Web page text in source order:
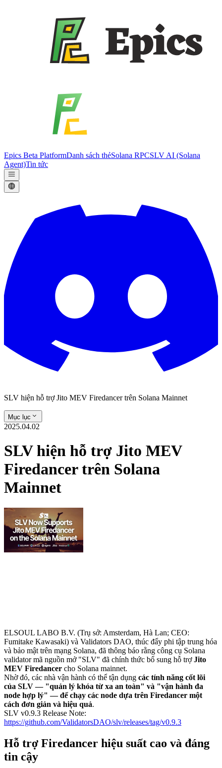
Epics Beta PlatformDanh sách thẻSolana RPCSLV AI (Solana
Agent)Tin tức
SLV hiện hỗ trợ Jito MEV Firedancer trên Solana Mainnet
Mục lục
2025.04.02
SLV hiện hỗ trợ Jito MEV
Firedancer trên Solana
Mainnet
ELSOUL LABO B.V. (Trụ sở: Amsterdam, Hà Lan; CEO:
Fumitake Kawasaki) và Validators DAO, thúc đẩy phi tập trung hóa
và bảo mật trên mạng Solana, đã thông báo rằng công cụ Solana
validator mã nguồn mở "SLV" đã chính thức bổ sung hỗ trợJito
MEV Firedancer cho Solana mainnet.
Nhờ đó, các nhà vận hành có thể tận dụng các tính năng cốt lõi
của SLV — "quản lý khóa từ xa an toàn" và "vận hành đa
node hợp lý" — để chạy các node dựa trên Firedancer một
cách đơn giản và hiệu quả.
SLV v0.9.3 Release Note:
https://github.com/ValidatorsDAO/slv/releases/tag/v0.9.3
Hỗ trợ Firedancer hiệu suất cao và đáng
tin cậy